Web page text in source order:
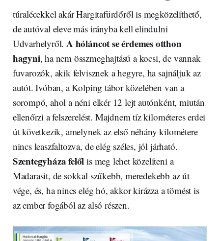
túralécekkel akár Hargitafürdőről is megközelíthető,
de autóval eleve más irányba kell elindulni
Udvarhelyről.A hóláncot se érdemes otthon
hagyni, ha nem összmeghajtású a kocsi, de vannak
fuvarozók, akik felvisznek a hegyre, ha sajnáljuk az
autót. Ivóban, a Kolping tábor közelében van a
sorompó, ahol a néni elkér 12 lejt autónként, miután
ellenőrzi a felszerelést. Majdnem tíz kilométeres erdei
út következik, amelynek az első néhány kilométere
nincs leaszfaltozva, de elég széles, jól járható.
Szentegyháza felől is meg lehet közelíteni a
Madarasit, de sokkal szűkebb, meredekebb az út
vége, és, ha nincs elég hó, akkor kirázza a tömést is
az ember fogából az alsó részen.